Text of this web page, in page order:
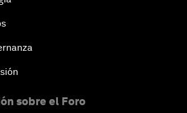
sobre el Foro